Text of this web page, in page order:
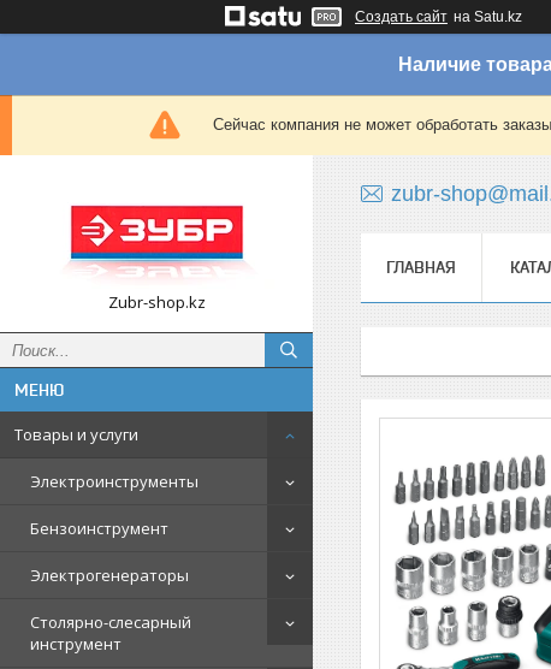
Создать сайт на Satu.kz
Наличие
Сейчас компания не может обработать
Zubr-shop.kz
Товары и услуги
Электроинструменты
Бензоинструмент
Электрогенераторы
Столярно-слесарный
инструмент
zubr-
ГЛАВНАЯ